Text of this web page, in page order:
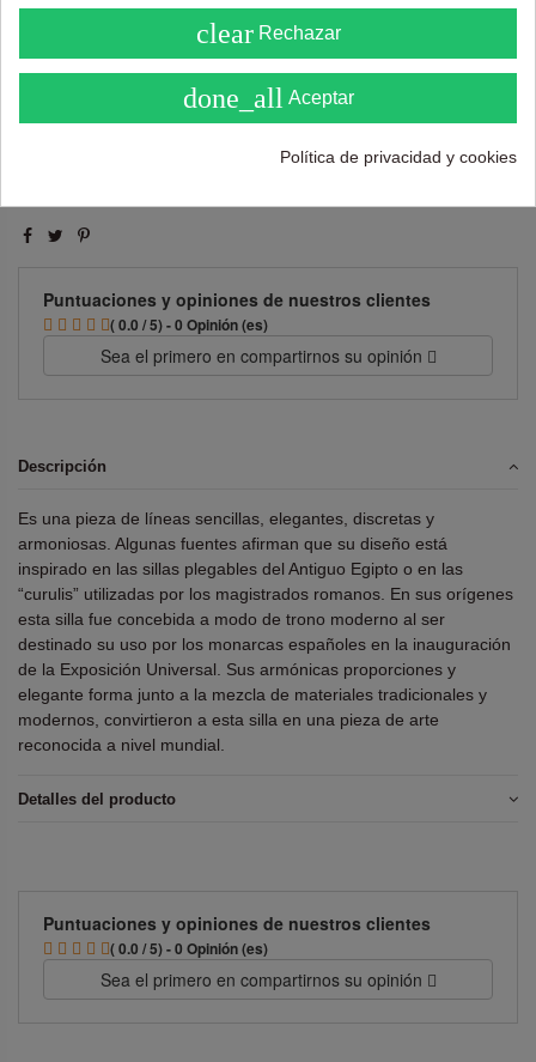
Añadir al carrito
Puntuaciones y opiniones de nuestros clientes
( 0.0 / 5) - 0 Opinión (es)
Sea el primero en compartirnos su opinión
Descripción
Es una pieza de líneas sencillas, elegantes, discretas y
armoniosas. Algunas fuentes afirman que su diseño está
inspirado en las sillas plegables del Antiguo Egipto o en las
“curulis” utilizadas por los magistrados romanos. En sus orígenes
esta silla fue concebida a modo de trono moderno al ser
destinado su uso por los monarcas españoles en la inauguración
de la Exposición Universal. Sus armónicas proporciones y
elegante forma junto a la mezcla de materiales tradicionales y
modernos, convirtieron a esta silla en una pieza de arte
reconocida a nivel mundial.
Detalles del producto
Puntuaciones y opiniones de nuestros clientes
( 0.0 / 5) - 0 Opinión (es)
Sea el primero en compartirnos su opinión
clear Rechazar
done_all Aceptar
Política de privacidad y cookies